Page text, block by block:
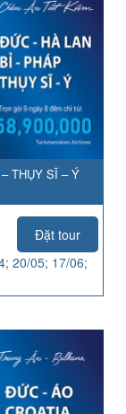
THỤY SĨ – Ý
Đặt tour
20/05; 17/06;